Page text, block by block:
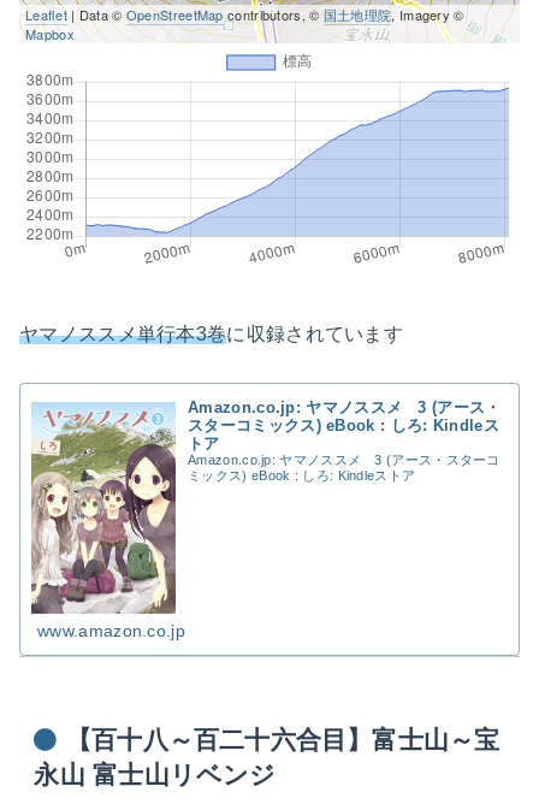
Leaflet| Data ©OpenStreetMapcontributors, ©国土地理院, Imagery ©
Mapbox
ヤマノススメ単行本3巻に収録されています
Amazon.co.jp: ヤマノススメ 3 (アース・
スターコミックス) eBook : しろ: Kindleス
トア
Amazon.co.jp: ヤマノススメ 3 (アース・スターコ
ミックス) eBook : しろ: Kindleストア
www.amazon.co.jp
【百十八～百二十六合目】富士山～宝
永山 富士山リベンジ